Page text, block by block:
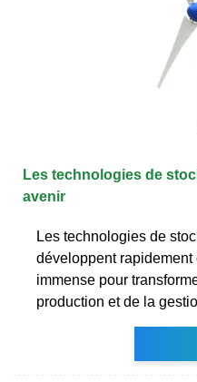
Les technologies de
avenir
Les technologies de
développent rapidement
immense pour
production et de la